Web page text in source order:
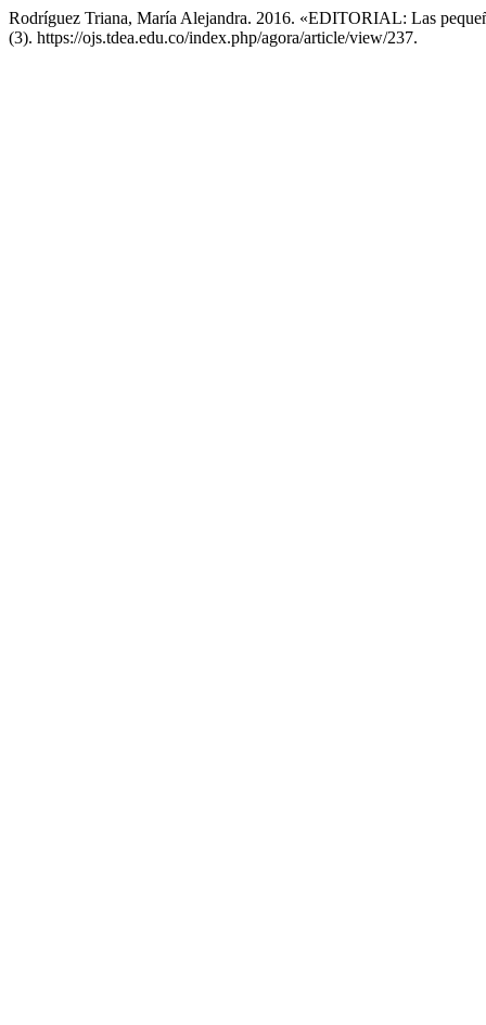
Rodríguez Triana, María Alejandra. 2016. «EDITORIAL: Las
(3). https://ojs.tdea.edu.co/index.php/agora/article/view/237.